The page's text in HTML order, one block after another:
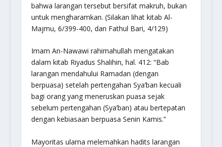
bahwa larangan tersebut bersifat makruh, bukan
untuk mengharamkan. (Silakan lihat kitab Al-
Majmu, 6/399-400, dan Fathul Bari, 4/129)
Imam An-Nawawi rahimahullah mengatakan
dalam kitab Riyadus Shalihin, hal. 412: “Bab
larangan mendahului Ramadan (dengan
berpuasa) setelah pertengahan Sya’ban kecuali
bagi orang yang meneruskan puasa sejak
sebelum pertengahan (Sya’ban) atau bertepatan
dengan kebiasaan berpuasa Senin Kamis.”
Mayoritas ulama melemahkan hadits larangan